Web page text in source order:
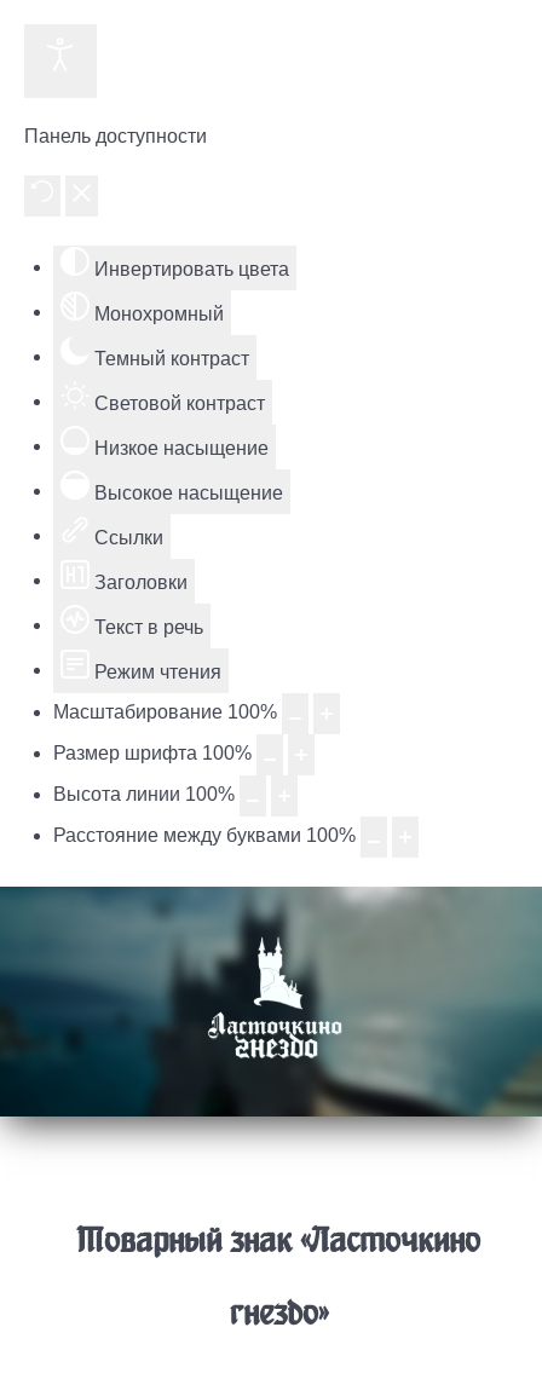
Панель доступности
Инвертировать цвета
Монохромный
Темный контраст
Световой контраст
Низкое насыщение
Высокое насыщение
Ссылки
Заголовки
Текст в речь
Режим чтения
Масштабирование 100%
Размер шрифта 100%
Высота линии 100%
Расстояние между буквами 100%
Товарный знак «Ласточкино
гнездо»